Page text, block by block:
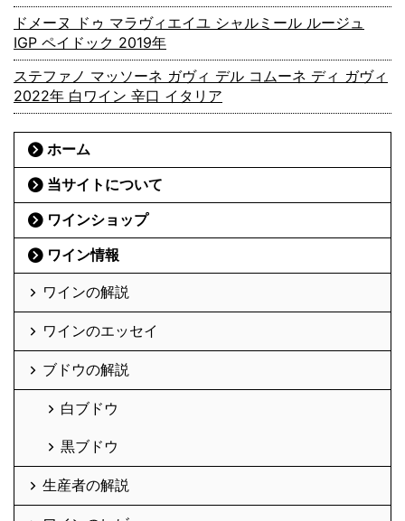
ドメーヌ ドゥ マラヴィエイユ シャルミール ルージュ
IGP ペイドック 2019年
ステファノ マッソーネ ガヴィ デル コムーネ ディ ガヴィ
2022年 白ワイン 辛口 イタリア
ホーム
当サイトについて
ワインショップ
ワイン情報
ワインの解説
ワインのエッセイ
ブドウの解説
白ブドウ
黒ブドウ
生産者の解説